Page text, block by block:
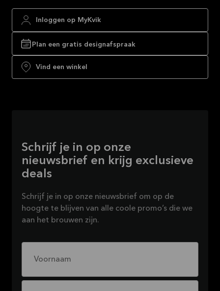
Inloggen op MyKvik
Plan een gratis designafspraak
Vind een winkel
Schrijf je in op onze
nieuwsbrief en krijg exclusieve
deals
Schrijf je in op onze nieuwsbrief om op de
hoogte te blijven van alle coole promo’s die we
aan het brouwen zijn.
Voornaam